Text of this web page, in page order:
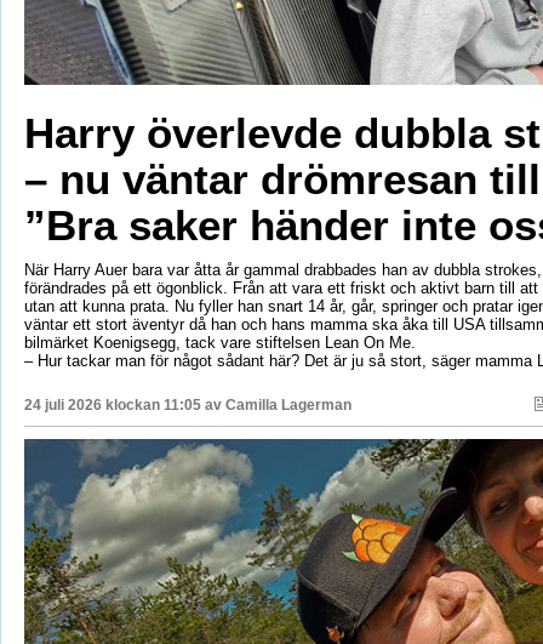
Harry överlevde dubbla
– nu väntar drömresan
”Bra saker händer inte
När Harry Auer bara var åtta år gammal drabbades han av dubbla
förändrades på ett ögonblick. Från att vara ett friskt och aktivt barn till
utan att kunna prata. Nu fyller han snart 14 år, går, springer och pratar
väntar ett stort äventyr då han och hans mamma ska åka till USA
bilmärket Koenigsegg, tack vare stiftelsen Lean On Me.
– Hur tackar man för något sådant här? Det är ju så stort, säger mamma
24 juli 2026 klockan 11:05 av Camilla Lagerman